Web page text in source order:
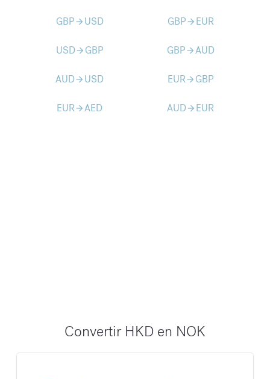
GBParrow_forward USD GBParrow_forward EUR
USDarrow_forward GBP GBParrow_forwardAUD
AUDarrow_forward USD EURarrow_forward GBP
EURarrow_forwardAED AUDarrow_forward EUR
Convertir HKD en NOK